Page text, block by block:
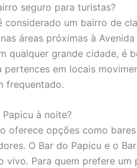
seguro para turistas?
considerado um bairro de
áreas próximas à
qualquer grande cidade, é
pertences em locais
frequentado.
à noite?
oferece opções como
O Bar do Papicu e o
vivo. Para quem prefere